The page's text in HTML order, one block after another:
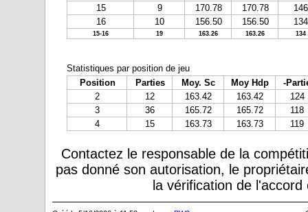
15 9 170.78 170.78
146
16
10 156.50 156.50 134
15-16 19 163.26 163.26 134
Statistiques par position de jeu
Position
Parties Moy. Sc Moy Hdp
-
2
12 163.42 163.42
124
3
36 165.72 165.72
118
4
15 163.73 163.73 119
Contactez le responsable de la
pas donné son autorisation, le
la vérification de